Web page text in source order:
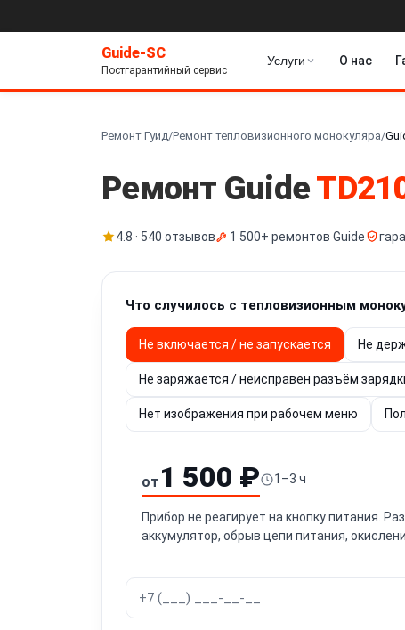
Guide-SC
Постгарантийный сервис
Услуги О нас
Ремонт Гуид/Ремонт тепловизионного монокуляра/
Ремонт Guide
4.8 · 540 отзывов 1 500+ ремонтов Guide
Что случилось с тепловизионным
Не включается / не запускается Не
Не заряжается / неисправен разъём
Нет изображения при рабочем меню
от 1 500 ₽ 1–3 ч
Прибор не реагирует на кнопку питания.
аккумулятор, обрыв цепи питания,